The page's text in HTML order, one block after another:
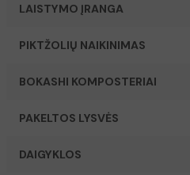
LAISTYMO ĮRANGA
PIKTŽOLIŲ NAIKINIMAS
BOKASHI KOMPOSTERIAI
PAKELTOS LYSVĖS
DAIGYKLOS